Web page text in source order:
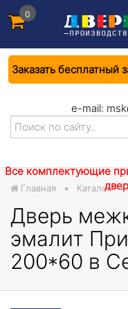
0
Заказать бесплатный
e-mail:
Все комплектующие
Главная Каталог
Дверь
эмалит
200*60 в